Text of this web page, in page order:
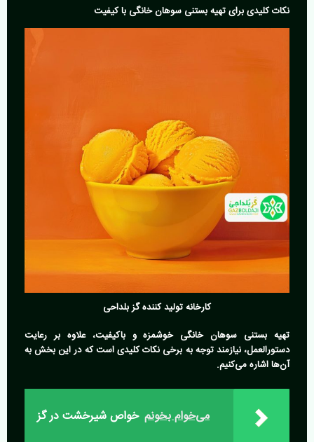
نکات کلیدی برای تهیه بستنی سوهان خانگی با کیفیت
کارخانه تولید کننده گز بلداحی
تهیه بستنی سوهان خانگی خوشمزه و باکیفیت، علاوه بر رعایت
دستورالعمل، نیازمند توجه به برخی نکات کلیدی است که در این بخش به
آن‌ها اشاره می‌کنیم.
می‌خوام بخونم خواص شیرخشت در گز